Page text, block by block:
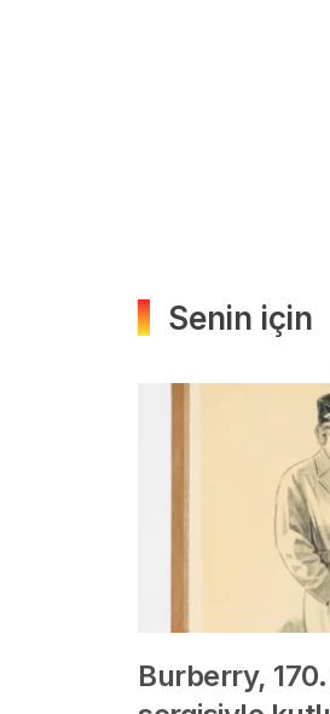
Senin için
Burberry, 170.